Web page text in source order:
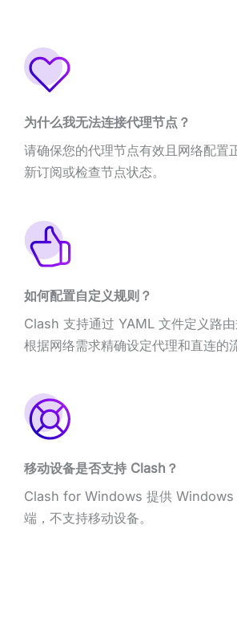
为什么我无法连接代理节点？
请确保您的代理节点有效且网络配置
新订阅或检查节点状态。
如何配置自定义规则？
Clash 支持通过 YAML 文件定义路
根据网络需求精确设定代理和直连的
移动设备是否支持 Clash？
Clash for Windows 提供 Windows
端，不支持移动设备。